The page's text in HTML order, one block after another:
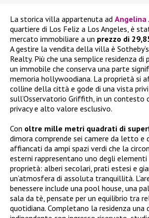
La storica villa appartenuta ad Angelina
quartiere di Los Feliz a Los Angeles, è
mercato immobiliare a un prezzo di
A gestire la vendita della villa è
Realty. Più che una semplice residenza
un immobile che conserva una parte
memoria hollywoodiana. La proprietà si
colline della città e gode di una vista
sull’Osservatorio Griffith, in un
privacy e alto valore esclusivo.
Con oltre mille metri quadrati di
dimora comprende sei camere da letto e
affiancati da ampi spazi verdi che la
esterni rappresentano uno degli
proprietà: alberi secolari, prati estesi e
un’atmosfera di assoluta tranquillità.
benessere include una pool house, una
sala da tè, pensate per un equilibrio tra
quotidiana. Completano la residenza una